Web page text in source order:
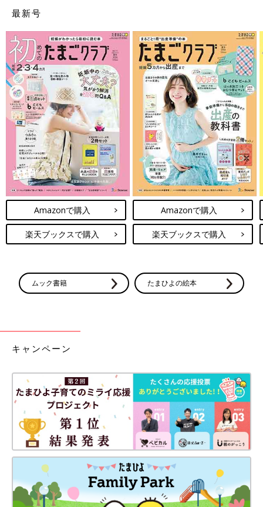
最新号
Amazonで購入
楽天ブックスで購入
Amazonで購入
楽天ブックスで購入
ムック書籍 たまひよの絵本
キャンペーン